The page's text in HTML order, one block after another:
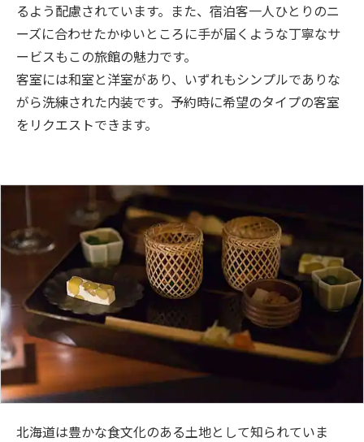
るよう配慮されています。また、宿泊客一人ひとりのニ
ーズに合わせたかゆいところに手が届くような丁寧なサ
ービスもこの旅館の魅力です。
客室には和室と洋室があり、いずれもシンプルでありな
がら洗練された内装です。予約時に希望のタイプの客室
をリクエストできます。
北海道は豊かな食文化のある土地として知られていま